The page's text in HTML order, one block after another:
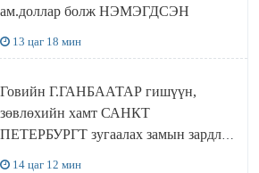
ам.доллар болж НЭМЭГДСЭН
13 цаг 18 мин
Говийн Г.ГАНБААТАР гишүүн,
зөвлөхийн хамт САНКТ
ПЕТЕРБУРГТ зугаалах замын зардлаа
14 цаг 12 мин